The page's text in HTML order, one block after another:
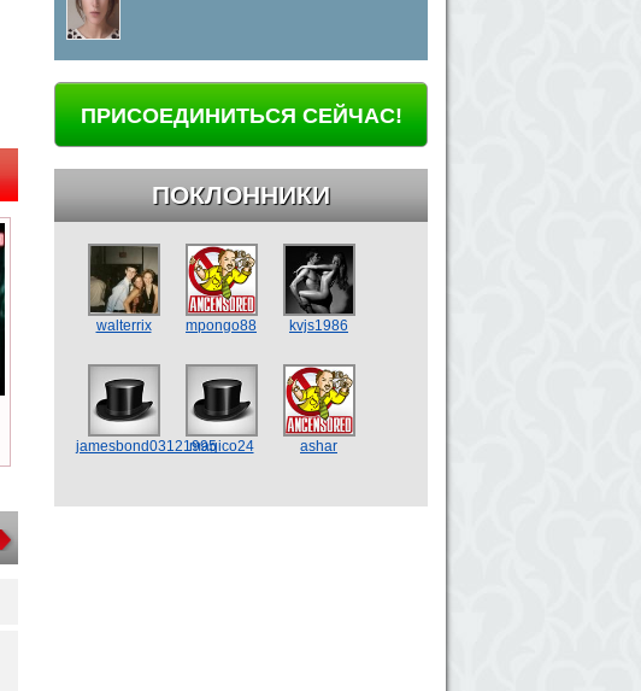
ПРИСОЕДИНИТЬСЯ СЕЙЧАС!
ПОКЛОННИКИ
walterrix mpongo88 kvjs1986
jamesbond03121995magico24 ashar